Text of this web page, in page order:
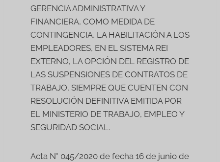
GERENCIA ADMINISTRATIVA Y
FINANCIERA, COMO MEDIDA DE
CONTINGENCIA, LA HABILITACIÓN A LOS
EMPLEADORES, EN EL SISTEMA REI
EXTERNO, LA OPCIÓN DEL REGISTRO DE
LAS SUSPENSIONES DE CONTRATOS DE
TRABAJO, SIEMPRE QUE CUENTEN CON
RESOLUCIÓN DEFINITIVA EMITIDA POR
EL MINISTERIO DE TRABAJO, EMPLEO Y
SEGURIDAD SOCIAL.
Acta N° 045/2020 de fecha 16 de junio de